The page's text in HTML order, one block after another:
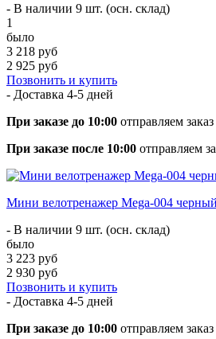
- В наличии 9 шт. (осн. склад)
1
было
3 218 руб
2 925 руб
Позвонить и купить
- Доставка 4-5 дней
При заказе до 10:00 отправляем
При заказе после 10:00 отправляем
Мини велотренажер Mega-004 черный
- В наличии 9 шт. (осн. склад)
было
3 223 руб
2 930 руб
Позвонить и купить
- Доставка 4-5 дней
При заказе до 10:00 отправляем